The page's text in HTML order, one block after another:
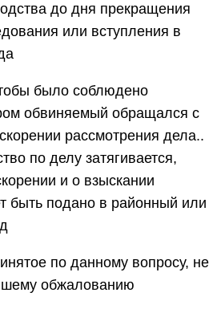
до дня прекращения
или вступления в
было соблюдено
обвиняемый обращался с
рассмотрения дела..
по делу затягивается,
и о взыскании
быть подано в районный или
по данному вопросу, не
обжалованию